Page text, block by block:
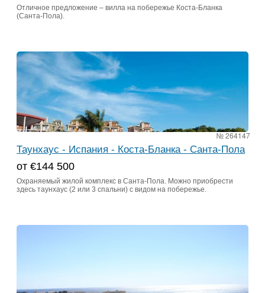
Отличное предложение – вилла на побережье Коста-Бланка
(Санта-Пола).
№ 264147
Таунхаус - Испания - Коста-Бланка - Санта-Пола
от €144 500
Охраняемый жилой комплекс в Санта-Пола. Можно приобрести
здесь таунхаус (2 или 3 спальни) с видом на побережье.